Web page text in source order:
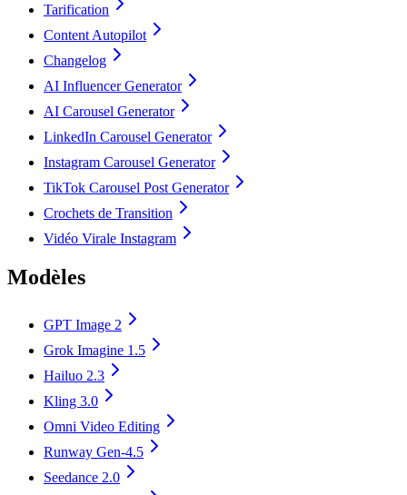
Tarification
Content Autopilot
Changelog
AI Influencer Generator
AI Carousel Generator
LinkedIn Carousel Generator
Instagram Carousel Generator
TikTok Carousel Post Generator
Crochets de Transition
Vidéo Virale Instagram
Modèles
GPT Image 2
Grok Imagine 1.5
Hailuo 2.3
Kling 3.0
Omni Video Editing
Runway Gen-4.5
Seedance 2.0